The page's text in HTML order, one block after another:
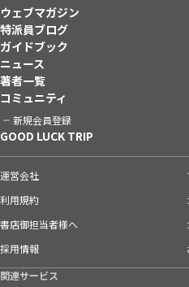
ウェブマガジン
特派員ブログ
ガイドブック
ニュース
著者一覧
コミュニティ
新規会員登録
GOOD LUCK TRIP
運営会社
利用規約
書店御担当者様へ
採用情報
関連サービス